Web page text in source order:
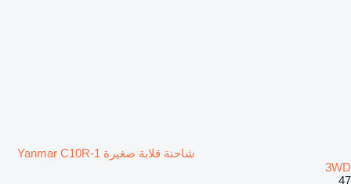
شاحنة قلابة صغيرة Yanmar C10R-1
3WD
47